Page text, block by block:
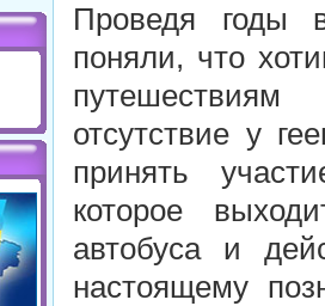
Проведя годы
поняли, что
отсутствие у
принять
которое
автобуса и
настоящему